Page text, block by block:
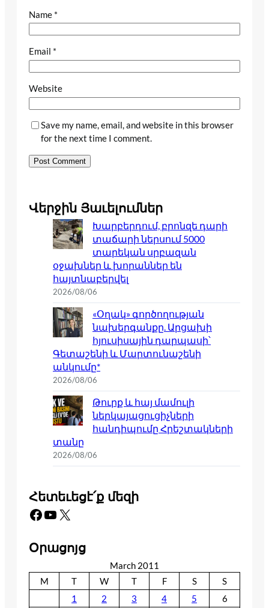
Name *
Email *
Website
Save my name, email, and website in this browser
for the next time I comment.
Վերջին Յաւելումներ
Խարբերդում, բրոնզե դարի
տաճարի ներսում 5000
տարեկան սրբազան
օջախներ և խորաններ են
հայտնաբերվել
2026/08/06
«Օղակ» գործողության
նախերգանքը. Արցախի
հյուսիսային դարպասի՝
Գետաշենի և Մարտունաշենի
անկումը*
2026/08/06
Թուրք և հայ մամուլի
ներկայացուցիչների
հանդիպումը Հրեշտակների
տանը
2026/08/06
Հետեւեցէ՛ք մեզի
Facebook YouTube X
Օրացոյց
March 2011
M
T W T F S
S
1
2 3 4 5
6